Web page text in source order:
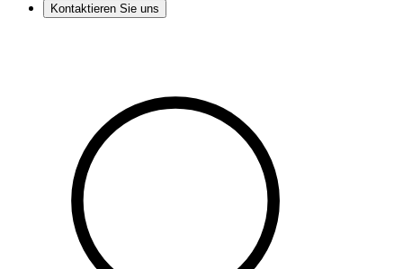
Kontaktieren Sie uns